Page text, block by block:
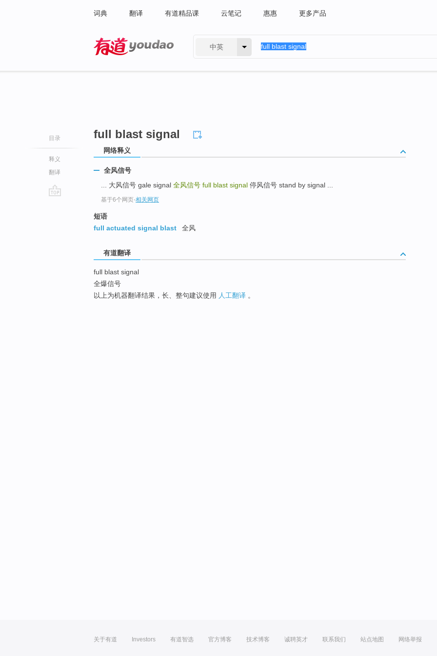
词典 翻译 有道精品课 云笔记 惠惠 更多产品
中英
目录
释义
翻译
full blast signal
网络释义
全风信号
... 大风信号 gale signal 全风信号 full blast signal 停风信号 stand by signal ...
基于6个网页-相关网页
短语
full actuated signal blast
全风
有道翻译
full blast signal
全爆信号
以上为机器翻译结果，长、整句建议使用 人工翻译 。
关于有道 Investors 有道智选 官方博客 技术博客 诚聘英才 联系我们 站点地图 网络举报